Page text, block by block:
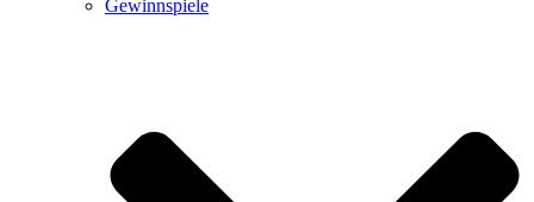
Gewinnspiele